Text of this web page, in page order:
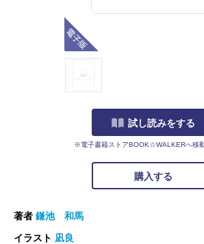
試し読みをする
※電子書籍ストアBOOK☆WALKERへ移動
購入する
著者 鎌池 和馬
イラスト 凪良